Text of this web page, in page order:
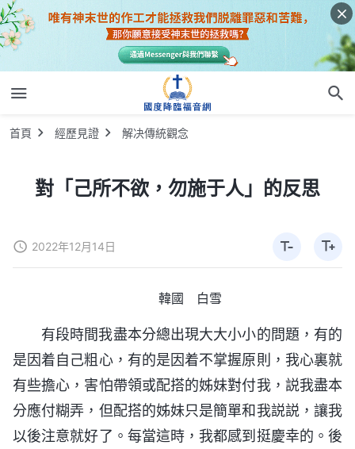
首頁 經歷見證 解决傳統觀念
對「己所不欲，勿施于人」的反思
2022年12月14日
韓國 白雪
有段時間我盡本分總出現大大小小的問題，有的
是因着自己粗心，有的是因着不掌握原則，我心裏就
有些擔心，害怕帶領或配搭的姊妹對付我，説我盡本
分應付糊弄，但配搭的姊妹只是簡單和我説説，讓我
以後注意就好了。每當這時，我都感到挺慶幸的。後